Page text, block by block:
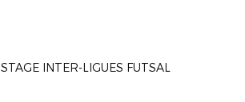
STAGE INTER-LIGUES FUTSAL